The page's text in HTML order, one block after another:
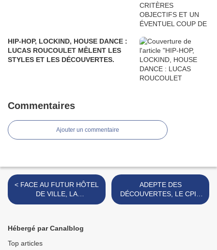
HIP-HOP, LOCKIND, HOUSE DANCE :
LUCAS ROUCOULET MÊLENT LES
STYLES ET LES DÉCOUVERTES.
Commentaires
Ajouter un commentaire
< FACE AU FUTUR HÔTEL
DE VILLE, LA
RÉSORPTION DES
ADEPTE DES
DÉCOUVERTES, LE CPIE
SUR LE TERRAIN DES
Hébergé par Canalblog
Top articles